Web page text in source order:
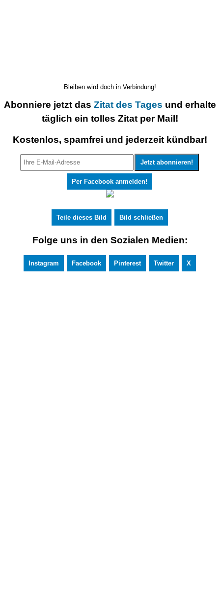
Bleiben wird doch in Verbindung!
Abonniere jetzt das Zitat des Tages und erhalte
täglich ein tolles Zitat per Mail!
Kostenlos, spamfrei und jederzeit kündbar!
Per Facebook anmelden!
Teile dieses Bild Bild schließen
Folge uns in den Sozialen Medien:
Instagram Facebook Pinterest Twitter X